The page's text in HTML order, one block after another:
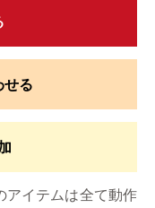
せる
アイテムは全て動作